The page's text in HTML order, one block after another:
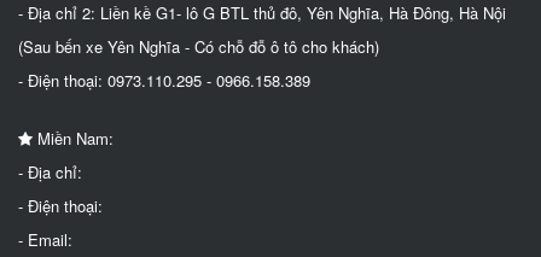
- Địa chỉ 2: Liền kề G1- lô G BTL thủ đô, Yên Nghĩa, Hà Đông, Hà Nội
(Sau bến xe Yên Nghĩa - Có chỗ đỗ ô tô cho khách)
- Điện thoại: 0973.110.295 - 0966.158.389
Miền Nam:
- Địa chỉ:
- Điện thoại:
- Email: